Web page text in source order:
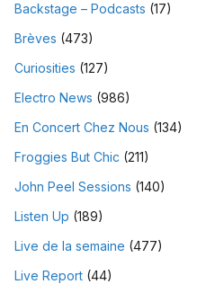
Backstage – Podcasts (17)
Brèves (473)
Curiosities (127)
Electro News (986)
En Concert Chez Nous (134)
Froggies But Chic (211)
John Peel Sessions (140)
Listen Up (189)
Live de la semaine (477)
Live Report (44)